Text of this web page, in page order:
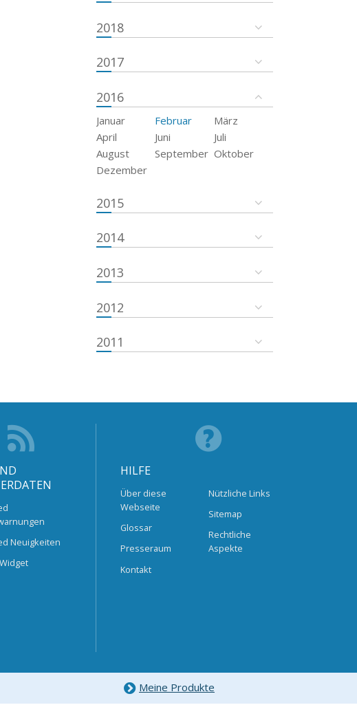
2018
2017
2016
Januar Februar
März
April
Juni
Juli
August
September Oktober
Dezember
2015
2014
2013
2012
2011
Neuigkeiten
HILFE
Über diese
Webseite
Glossar
Presseraum
Kontakt
Nützliche Links
Sitemap
Rechtliche
Aspekte
Meine Produkte